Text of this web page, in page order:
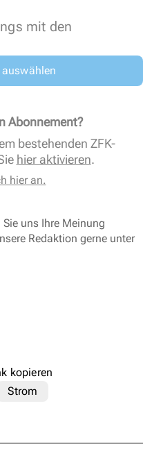
mit den
Abonnement?
bestehenden ZFK-
hier aktivieren.
hier an.
uns Ihre Meinung
Redaktion gerne unter
kopieren
Strom